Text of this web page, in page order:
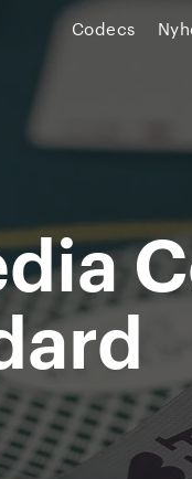
Codecs